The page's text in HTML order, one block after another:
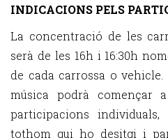
INDICACIONS PELS
La concentració de les
serà de les 16h i 16:30h
de cada carrossa o
música podrà començar
participacions
tothom qui ho desitgi i